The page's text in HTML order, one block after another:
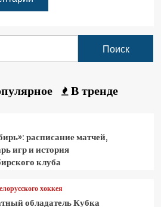
В тренде
расписание матчей,
игр и история
клуба
хоккея
обладатель Кубка